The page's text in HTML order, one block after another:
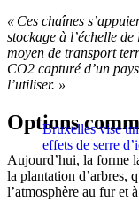
« Ces chaînes
stockage à l’échelle
moyen de transport
CO2 capturé d’un
l’utiliser. »
Bruxelles vise
effets de serre
Options
Aujourd’hui, la forme
la plantation d’arbres,
l’atmosphère au fur et